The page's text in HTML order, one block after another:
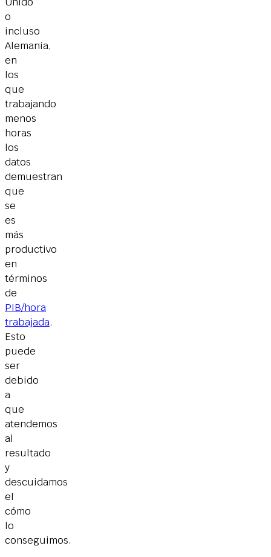
o
incluso
Alemania,
en
los
que
trabajando
menos
horas
los
datos
demuestran
que
se
es
más
productivo
en
términos
de
PIB/hora
trabajada.
Esto
puede
ser
debido
a
que
atendemos
al
resultado
y
descuidamos
el
cómo
lo
conseguimos.